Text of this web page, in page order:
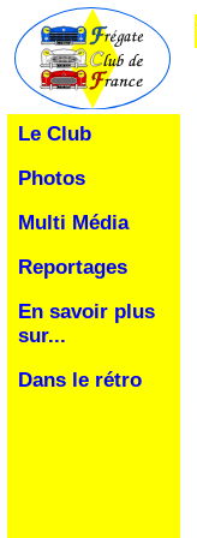
Le Club
Photos
Multi Média
Reportages
En savoir plus
sur...
Dans le rétro